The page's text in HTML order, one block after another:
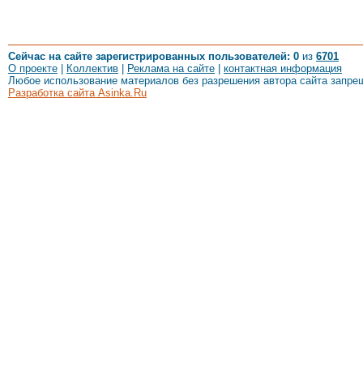
Сейчас на сайте зарегистрированных пользователей: 0 из 6701
О проекте
Коллектив Реклама на сайте
контактная информация
Любое использование материалов без разрешения автора сайта
Разработка сайта Asinka.Ru